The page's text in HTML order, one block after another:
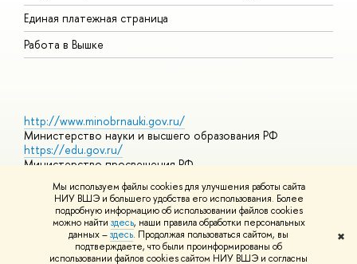
Мы используем файлы cookies для улучшения работы сайта
НИУ ВШЭ и большего удобства его использования. Более
подробную информацию об использовании файлов cookies
можно найти здесь, наши правила обработки персональных
данных –здесь. Продолжая пользоваться сайтом, вы
подтверждаете, что были проинформированы об
использовании файлов cookies сайтом НИУ ВШЭ и согласны
✖
Единая платежная страница
Работа в Вышке
http://www.minobrnauki.gov.ru/
Министерство науки и высшего образования РФ
https://edu.gov.ru/
Министерство просвещения РФ
Массовые открытые онлайн-курсы
© НИУ ВШЭ 1993–2026 Адреса и контактыУсловия
использования материалов Политика конфиденциальности